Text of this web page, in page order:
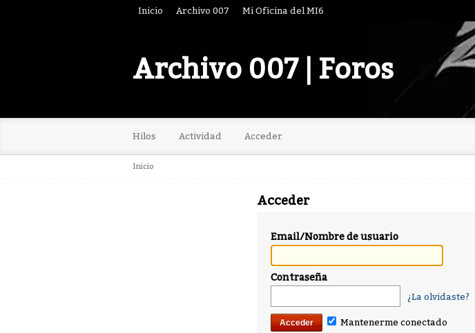
Inicio Archivo 007 Mi Oficina del MI6
Archivo 007 | Foros
Hilos Actividad Acceder
Inicio
Acceder
Email/Nombre de usuario
Contraseña
¿La olvidaste?
Mantenerme conectado